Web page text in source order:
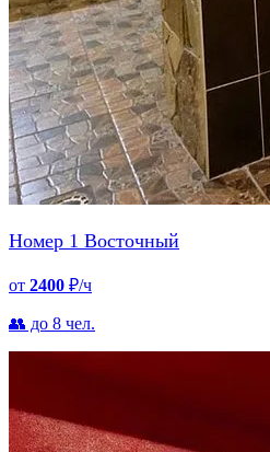
Номер 1 Восточный
от 2400 ₽/ч
👥 до 8 чел.